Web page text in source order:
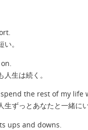
。
生は続く。
the rest of my life
ずっとあなたと一緒にい
ups and downs.